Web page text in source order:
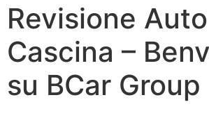
Revisione
Cascina –
su BCar Group